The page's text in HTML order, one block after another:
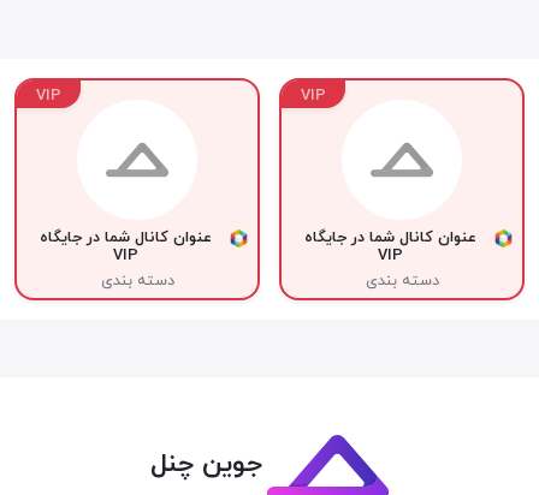
عنوان کانال شما در جایگاه
دسته بندی
عنوان کانال شما در جایگاه
دسته بندی
جوین چنل